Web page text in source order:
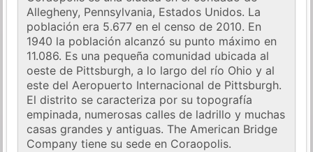
Allegheny, Pennsylvania, Estados Unidos. La
población era 5.677 en el censo de 2010. En
1940 la población alcanzó su punto máximo en
11.086. Es una pequeña comunidad ubicada al
oeste de Pittsburgh, a lo largo del río Ohio y al
este del Aeropuerto Internacional de Pittsburgh.
El distrito se caracteriza por su topografía
empinada, numerosas calles de ladrillo y muchas
casas grandes y antiguas. The American Bridge
Company tiene su sede en Coraopolis.